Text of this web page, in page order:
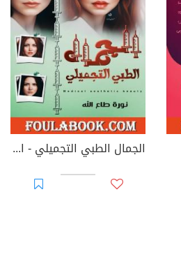
الجمال الطبي التجميلي - الجزء الثالث